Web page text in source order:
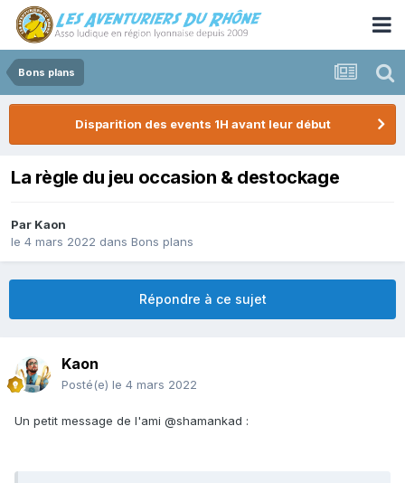
Bons plans
Disparition des events 1H avant leur début
La règle du jeu occasion & destockage
Par Kaon
le 4 mars 2022 dans Bons plans
Répondre à ce sujet
Kaon
Posté(e) le 4 mars 2022
Un petit message de l'ami @shamankad :